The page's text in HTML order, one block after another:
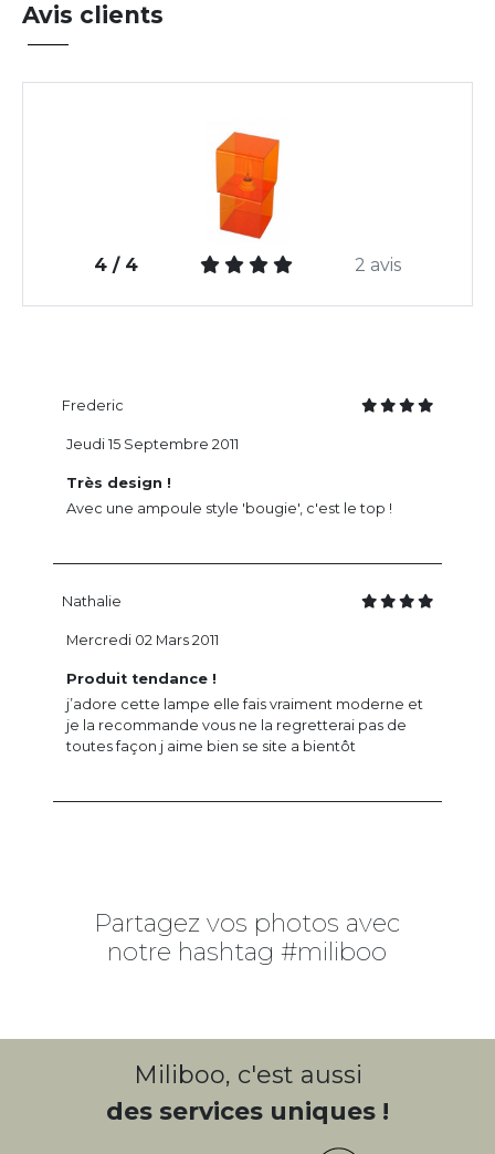
Avis clients
4 / 4 2 avis
Frederic
Très design !
Avec une ampoule style 'bougie', c'est le top !
Jeudi 15 Septembre 2011
Nathalie
Produit tendance !
j’adore cette lampe elle fais vraiment moderne et
je la recommande vous ne la regretterai pas de
toutes façon j aime bien se site a bientôt
Mercredi 02 Mars 2011
Partagez vos photos avec
notre hashtag #miliboo
Miliboo, c'est aussi
des services uniques !